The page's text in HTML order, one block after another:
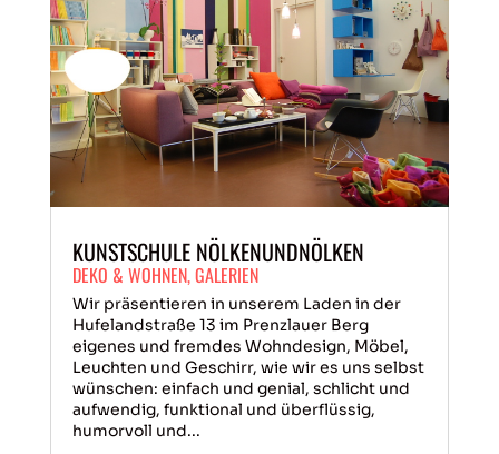
KUNSTSCHULE NÖLKENUNDNÖLKEN
DEKO & WOHNEN,GALERIEN
Wir präsentieren in unserem Laden in der
Hufelandstraße 13 im Prenzlauer Berg
eigenes und fremdes Wohndesign, Möbel,
Leuchten und Geschirr, wie wir es uns selbst
wünschen: einfach und genial, schlicht und
aufwendig, funktional und überflüssig,
humorvoll und...